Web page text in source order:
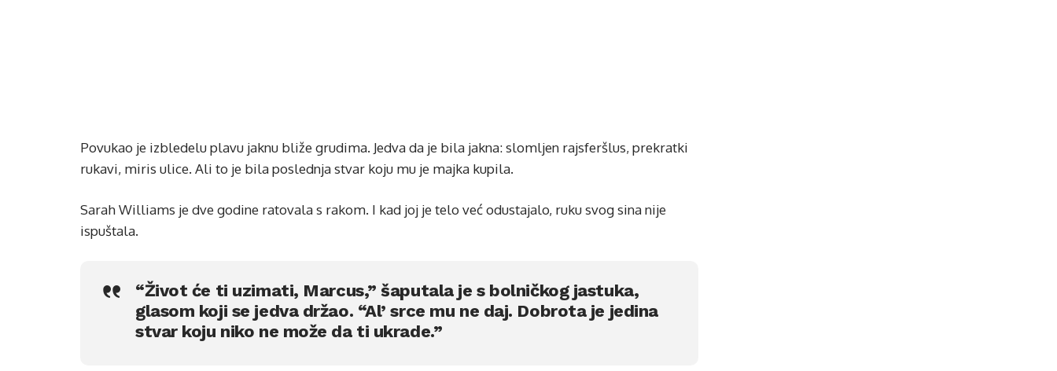
Povukao je izbledelu plavu jaknu bliže grudima. Jedva da je bila jakna: slomljen rajsferšlus, prekratki
rukavi, miris ulice. Ali to je bila poslednja stvar koju mu je majka kupila.
Sarah Williams je dve godine ratovala s rakom. I kad joj je telo već odustajalo, ruku svog sina nije
ispuštala.
“Život će ti uzimati, Marcus,” šaputala je s bolničkog jastuka,
glasom koji se jedva držao. “Al’ srce mu ne daj. Dobrota je jedina
stvar koju niko ne može da ti ukrade.”